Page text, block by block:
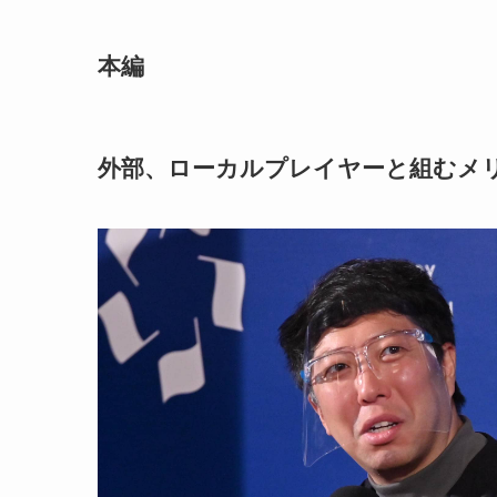
本編
外部、ローカルプレイヤーと組むメ